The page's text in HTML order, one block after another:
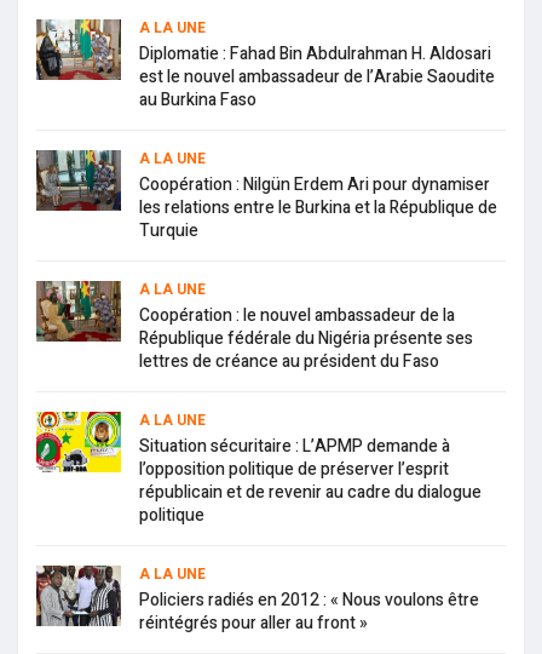
A LA UNE
Diplomatie : Fahad Bin Abdulrahman H. Aldosari
est le nouvel ambassadeur de l’Arabie Saoudite
au Burkina Faso
A LA UNE
Coopération : Nilgün Erdem Ari pour dynamiser
les relations entre le Burkina et la République de
Turquie
A LA UNE
Coopération : le nouvel ambassadeur de la
République fédérale du Nigéria présente ses
lettres de créance au président du Faso
A LA UNE
Situation sécuritaire : L’APMP demande à
l’opposition politique de préserver l’esprit
républicain et de revenir au cadre du dialogue
politique
A LA UNE
Policiers radiés en 2012 : « Nous voulons être
réintégrés pour aller au front »